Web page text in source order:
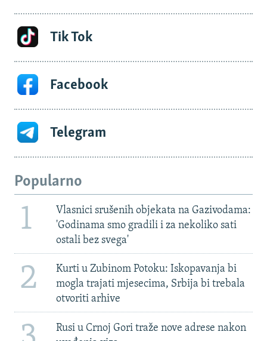
Tik Tok
Facebook
Telegram
Popularno
1
Vlasnici srušenih objekata na Gazivodama:
'Godinama smo gradili i za nekoliko sati
ostali bez svega'
2
Kurti u Zubinom Potoku: Iskopavanja bi
mogla trajati mjesecima, Srbija bi trebala
otvoriti arhive
Rusi u Crnoj Gori traže nove adrese nakon